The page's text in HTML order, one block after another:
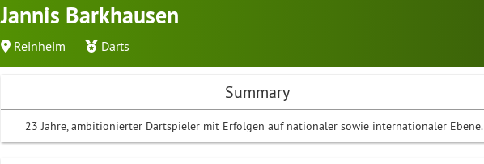
Jannis Barkhausen
Reinheim Darts
Summary
23 Jahre, ambitionierter Dartspieler mit Erfolgen auf nationaler sowie internationaler Ebene.